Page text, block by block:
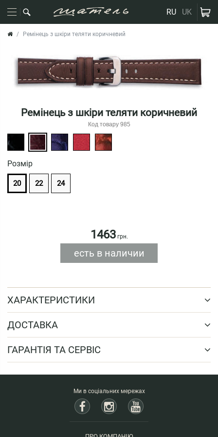
RU UK
Ремінець з шкіри теляти коричневий
Ремінець з шкіри теляти коричневий
Код товару 985
Розмiр
20 22 24
1463грн.
есть в наличии
ХАРАКТЕРИСТИКИ
ДОСТАВКА
ГАРАНТІЯ ТА СЕРВІС
Ми в соціальних мережах